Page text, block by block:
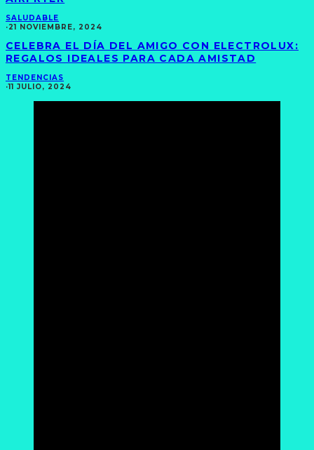
SALUDABLE
·21 NOVIEMBRE, 2024
CELEBRA EL DÍA DEL AMIGO CON ELECTROLUX:
REGALOS IDEALES PARA CADA AMISTAD
TENDENCIAS
·11 JULIO, 2024